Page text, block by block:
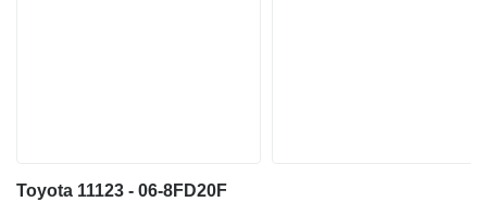
Toyota 11123 - 06-8FD20F